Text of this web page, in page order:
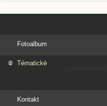
Fotoalbum
Tématické
Kontakt